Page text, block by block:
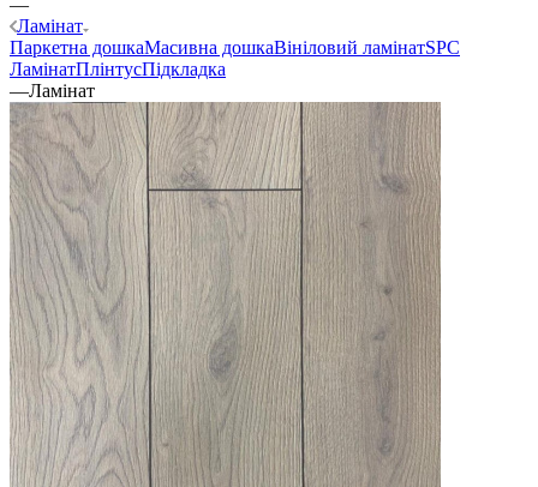
Ламінат
Паркетна дошкаМасивна дошкаВініловий ламінатSPC
ЛамінатПлінтусПідкладка
—Ламінат